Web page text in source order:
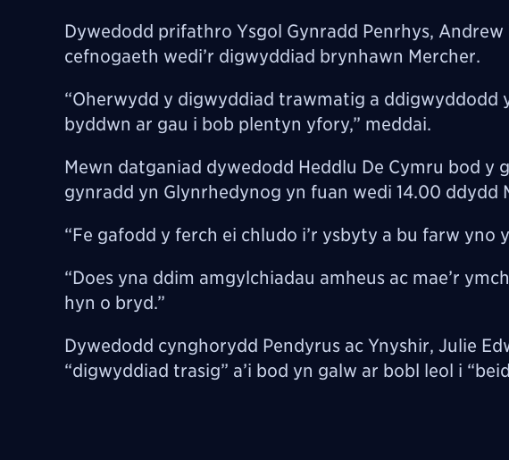
Dywedodd prifathro Ysgol Gynradd Penrhys,
cefnogaeth wedi’r digwyddiad brynhawn Mercher.
“Oherwydd y digwyddiad trawmatig a ddigwyddodd
byddwn ar gau i bob plentyn yfory,” meddai.
Mewn datganiad dywedodd Heddlu De Cymru bod y
gynradd yn Glynrhedynog yn fuan wedi 14.00 ddydd
“Fe gafodd y ferch ei chludo i’r ysbyty a bu farw yno
“Does yna ddim amgylchiadau amheus ac mae’r
hyn o bryd.”
Dywedodd cynghorydd Pendyrus ac Ynyshir, Julie
“digwyddiad trasig” a’i bod yn galw ar bobl leol i